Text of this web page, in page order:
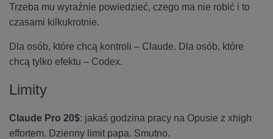
Trzeba mu wyraźnie powiedzieć, czego ma nie robić i to
czasami kilkukrotnie.
Dla osób, które chcą kontroli – Claude. Dla osób, które
chcą tylko efektu – Codex.
Limity
Claude Pro 20$: jakaś godzina pracy na Opusie z xhigh
effortem. Dzienny limit papa. Smutno.